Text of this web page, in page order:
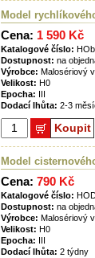
Model
Cena: 1 590 Kč
Katalogové číslo:
Dostupnost: na
Výrobce: Malosériový
Velikost: H0
Epocha:
Dodací lhůta: 2-3
Koupit
Model
Cena: 790 Kč
Katalogové číslo:
Dostupnost: na
Výrobce: Malosériový
Velikost: H0
Epocha:
Dodací lhůta: 2 týdny